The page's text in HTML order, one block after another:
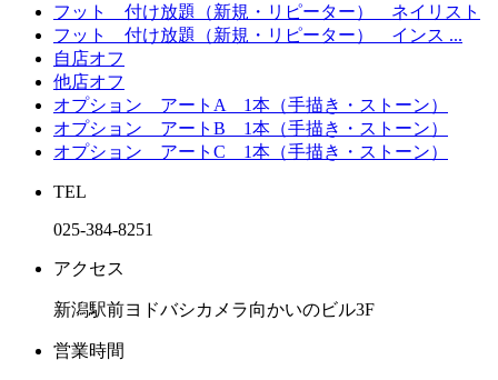
フット 付け放題（新規・リピーター） ネイリスト
フット 付け放題（新規・リピーター） インス ...
自店オフ
他店オフ
オプション アートA 1本（手描き・ストーン）
オプション アートB 1本（手描き・ストーン）
オプション アートC 1本（手描き・ストーン）
TEL
025-384‐8251
アクセス
新潟駅前ヨドバシカメラ向かいのビル3F
営業時間